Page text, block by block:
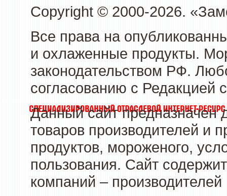
Copyright © 2000-2026.
Все права на
и охлаженные продукты.
законодательством РФ.
согласованию с Редакцией
Данный сайт предназначен
товаров производителей и
продуктов, мороженого,
пользования. Сайт
компаний –